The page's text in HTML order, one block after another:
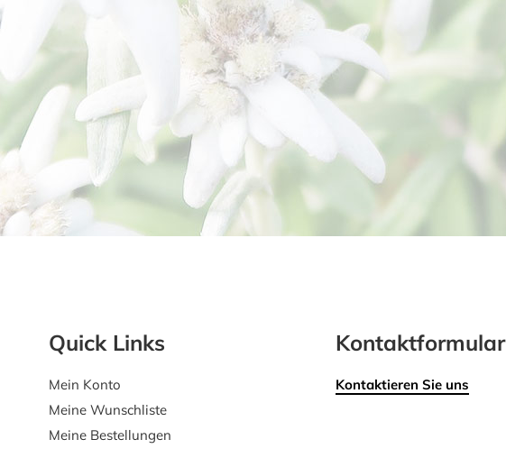
Quick Links
Mein Konto
Meine Wunschliste
Meine Bestellungen
Kontaktformular
Kontaktieren Sie uns